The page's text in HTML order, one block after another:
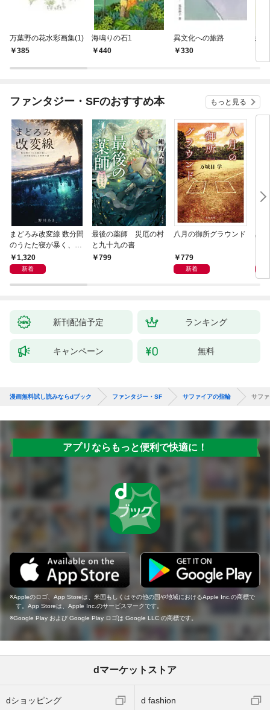
万葉野の花水彩画集(1)
385
海鳴りの石1
440
異文化への旅路
330
絵
ファンタジー・SFのおすすめ本 もっと見る
まどろみ改変線 数分間
のうたた寝が暴く、18
0度反転した世界の謎
1,320
新着
最後の薬師 災厄の村
と九十九の書
799
八月の御所グラウンド
779
新着
黒
新刊配信予定 ランキング
キャンペーン 無料
漫画無料試し読みならdブック ファンタジー・SF サファイアの指輪 サフ
アプリならもっと便利で快適に！
Appleのロゴ、App Storeは、米国もしくはその他の国や地域におけるApple Inc.の商標で
す。App Storeは、Apple Inc.のサービスマークです。
Google Play および Google Play ロゴは Google LLC の商標です。
dマーケットストア
dショッピング d fashion